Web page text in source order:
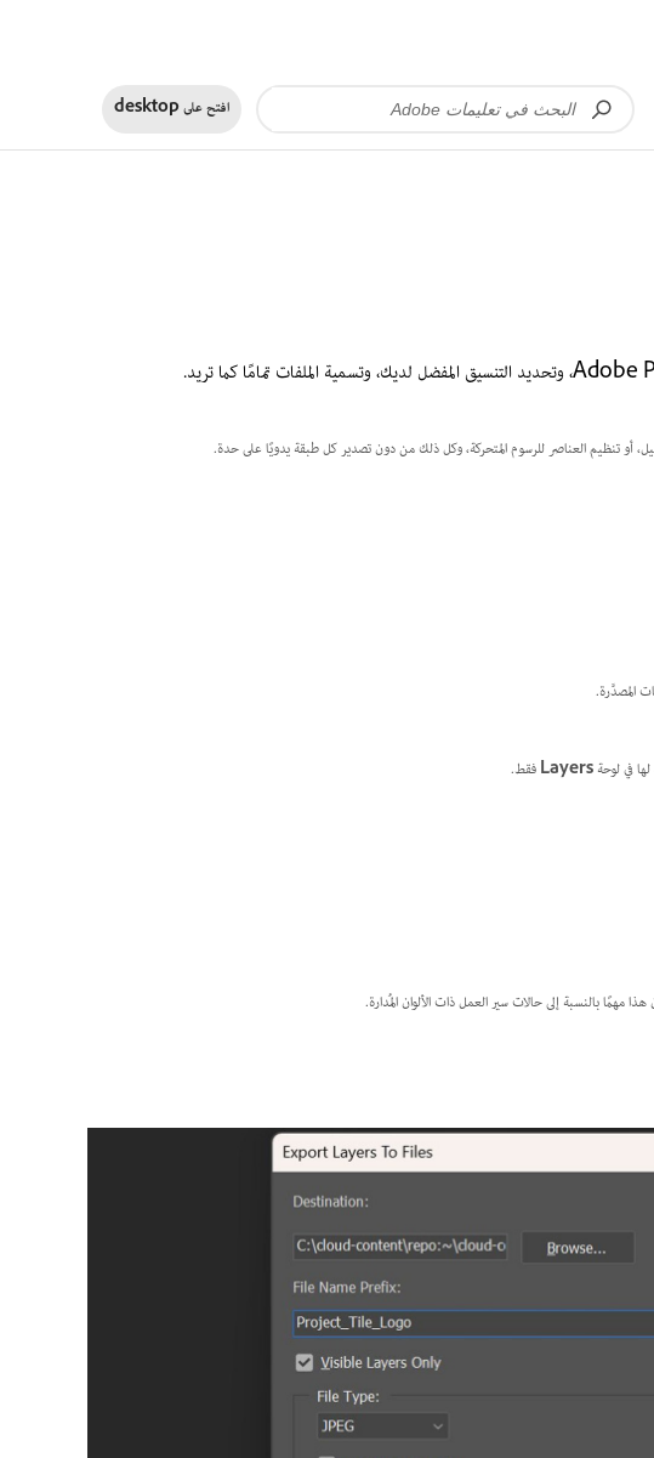
افتح علىdesktop
أو تنظيم العناصر للرسوم المتحركة، وكل ذلك من دون تصدير كل طبقة يدويًا على حدة.
المصدَّرة.
في لوحةLayersفقط.
بالنسبة إلى حالات سير العمل ذات الألوان المُدارة.